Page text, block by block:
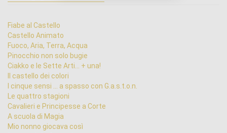
Fiabe al Castello
Castello Animato
Fuoco, Aria, Terra, Acqua
Pinocchio non solo bugie
Ciakko e le Sette Arti... + una!
Il castello dei colori
I cinque sensi ... a spasso con G.a.s.t.o.n.
Le quattro stagioni
Cavalieri e Principesse a Corte
A scuola di Magia
Mio nonno giocava così